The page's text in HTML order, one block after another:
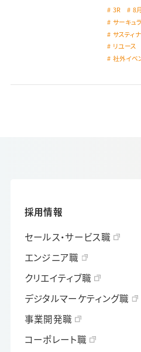
3R 8
サーキュ
サスティ
リユース
社外イベ
採用情報
セールス・サービス職
エンジニア職
クリエイティブ職
デジタルマーケティング職
事業開発職
コーポレート職